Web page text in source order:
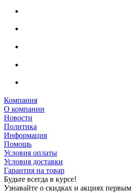
Компания
О компании
Новости
Политика
Информация
Помощь
Условия оплаты
Условия доставки
Гарантия на товар
Будьте всегда в курсе!
Узнавайте о скидках и акциях первым